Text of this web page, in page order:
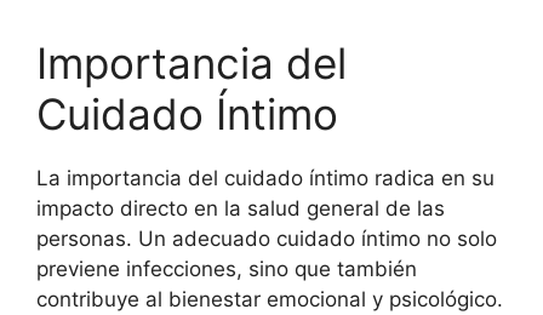
Importancia del
Cuidado Íntimo
La importancia del cuidado íntimo radica en su
impacto directo en la salud general de las
personas. Un adecuado cuidado íntimo no solo
previene infecciones, sino que también
contribuye al bienestar emocional y psicológico.